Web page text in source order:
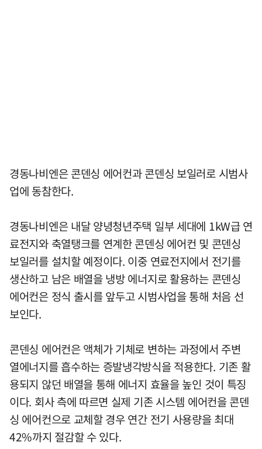
경동나비엔은 콘덴싱 에어컨과 콘덴싱 보일러로 시범사
업에 동참한다.
경동나비엔은 내달 양녕청년주택 일부 세대에 1kW급 연
료전지와 축열탱크를 연계한 콘덴싱 에어컨 및 콘덴싱
보일러를 설치할 예정이다. 이중 연료전지에서 전기를
생산하고 남은 배열을 냉방 에너지로 활용하는 콘덴싱
에어컨은 정식 출시를 앞두고 시범사업을 통해 처음 선
보인다.
콘덴싱 에어컨은 액체가 기체로 변하는 과정에서 주변
열에너지를 흡수하는 증발냉각방식을 적용한다. 기존 활
용되지 않던 배열을 통해 에너지 효율을 높인 것이 특징
이다. 회사 측에 따르면 실제 기존 시스템 에어컨을 콘덴
싱 에어컨으로 교체할 경우 연간 전기 사용량을 최대
42%까지 절감할 수 있다.